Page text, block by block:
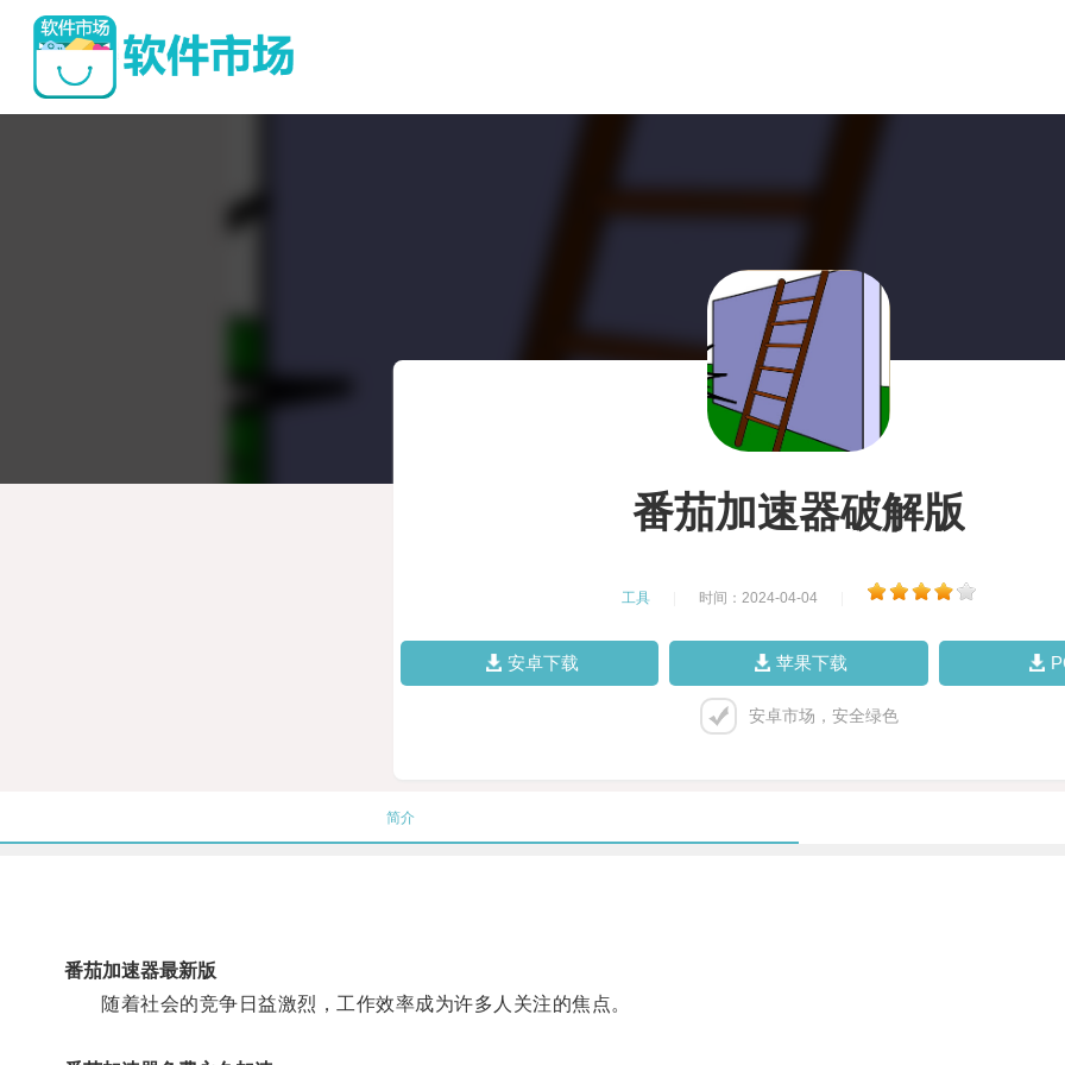
番茄加速器破解版
工具 时间：2024-04-04
安卓下载 苹果下载
安卓市场，安全绿色
简介
番茄加速器最新版
随着社会的竞争日益激烈，工作效率成为许多人关注的焦点。